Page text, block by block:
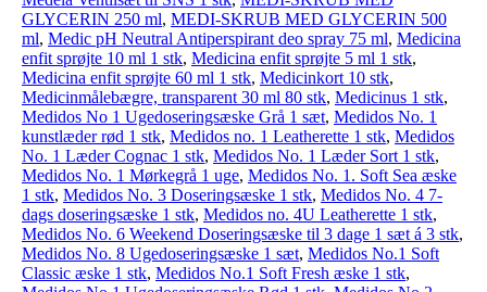
GLYCERIN 250 ml, MEDI-SKRUB MED GLYCERIN 500
ml, Medic pH Neutral Antiperspirant deo spray 75 ml, Medicina
enfit sprøjte 10 ml 1 stk, Medicina enfit sprøjte 5 ml 1 stk,
Medicina enfit sprøjte 60 ml 1 stk, Medicinkort 10 stk,
Medicinmålebægre, transparent 30 ml 80 stk, Medicinus 1 stk,
Medidos No 1 Ugedoseringsæske Grå 1 sæt, Medidos No. 1
kunstlæder rød 1 stk, Medidos no. 1 Leatherette 1 stk, Medidos
No. 1 Læder Cognac 1 stk, Medidos No. 1 Læder Sort 1 stk,
Medidos No. 1 Mørkegrå 1 uge, Medidos No. 1. Soft Sea æske
1 stk, Medidos No. 3 Doseringsæske 1 stk, Medidos No. 4 7-
dags doseringsæske 1 stk, Medidos no. 4U Leatherette 1 stk,
Medidos No. 6 Weekend Doseringsæske til 3 dage 1 sæt á 3 stk,
Medidos No. 8 Ugedoseringsæske 1 sæt, Medidos No.1 Soft
Classic æske 1 stk, Medidos No.1 Soft Fresh æske 1 stk,